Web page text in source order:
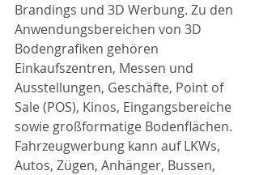
Brandings und 3D Werbung. Zu den
Anwendungsbereichen von 3D
Bodengrafiken gehören
Einkaufszentren, Messen und
Ausstellungen, Geschäfte, Point of
Sale (POS), Kinos, Eingangsbereiche
sowie großformatige Bodenflächen.
Fahrzeugwerbung kann auf LKWs,
Autos, Zügen, Anhänger, Bussen,